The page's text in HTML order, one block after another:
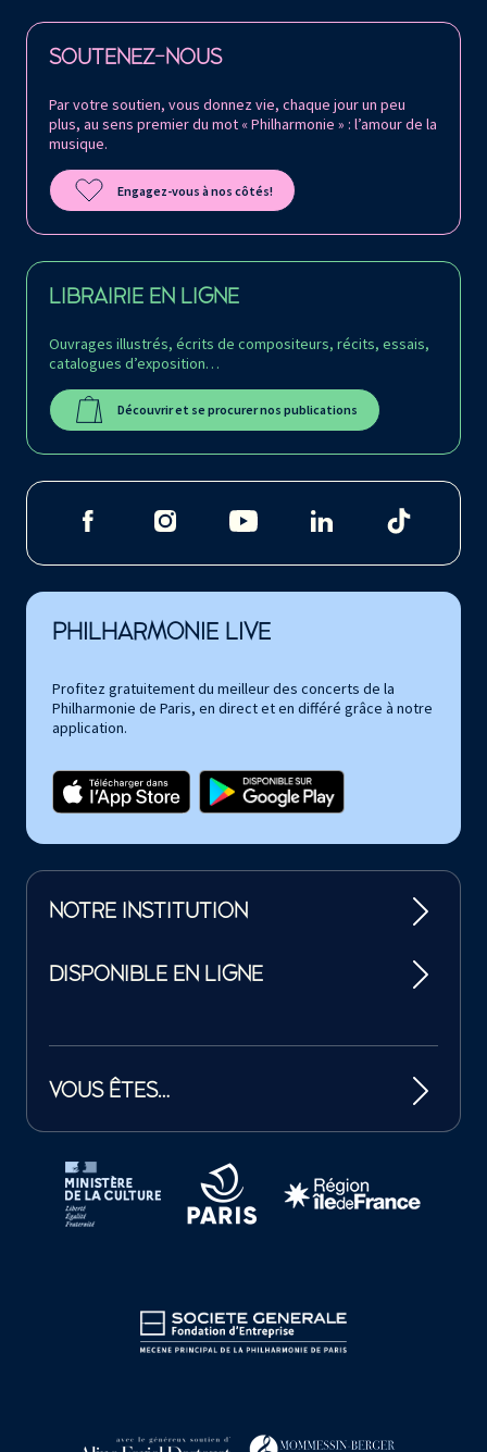
SOUTENEZ-NOUS
Par votre soutien, vous donnez vie, chaque jour un peu
plus, au sens premier du mot « Philharmonie » : l’amour de la
musique.
Engagez-vous à nos côtés!
LIBRAIRIE EN LIGNE
Ouvrages illustrés, écrits de compositeurs, récits, essais,
catalogues d’exposition…
Découvrir et se procurer nos publications
Retrouvez la Philharmonie de Paris sur
PHILHARMONIE LIVE
Profitez gratuitement du meilleur des concerts de la
Philharmonie de Paris, en direct et en différé grâce à notre
application.
NOTRE INSTITUTION
DISPONIBLE EN LIGNE
VOUS ÊTES…
Tutelles et mécènes de la Philharmonie de Paris